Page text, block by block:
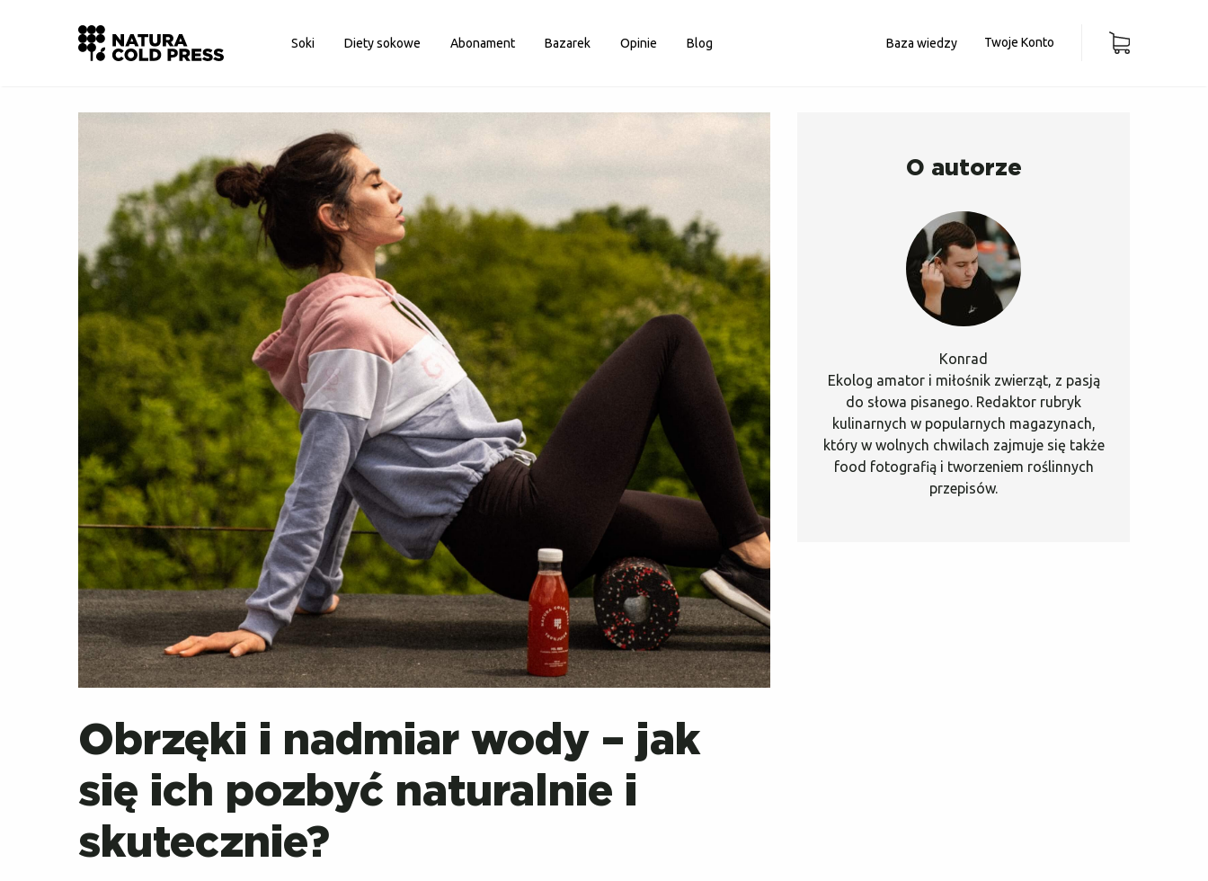
Logowanie
Zapamiętaj mnie
Soki Diety sokowe Abonament Bazarek Opinie Blog Baza wiedzy Twoje Konto
Obrzęki i nadmiar wody – jak
się ich pozbyć naturalnie i
skutecznie?
O autorze
Konrad
Ekolog amator i miłośnik zwierząt, z pasją
do słowa pisanego. Redaktor rubryk
kulinarnych w popularnych magazynach,
który w wolnych chwilach zajmuje się także
food fotografią i tworzeniem roślinnych
przepisów.